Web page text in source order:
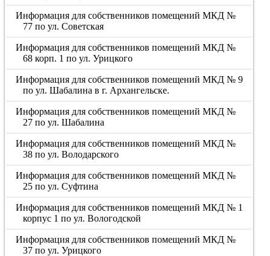
Информация для собственников помещений МКД №
77 по ул. Советская
Информация для собственников помещений МКД №
68 корп. 1 по ул. Урицкого
Информация для собственников помещений МКД № 9
по ул. Шабалина в г. Архангельске.
Информация для собственников помещений МКД №
27 по ул. Шабалина
Информация для собственников помещений МКД №
38 по ул. Володарского
Информация для собственников помещений МКД №
25 по ул. Суфтина
Информация для собственников помещений МКД № 1
корпус 1 по ул. Вологодской
Информация для собственников помещений МКД №
37 по ул. Урицкого